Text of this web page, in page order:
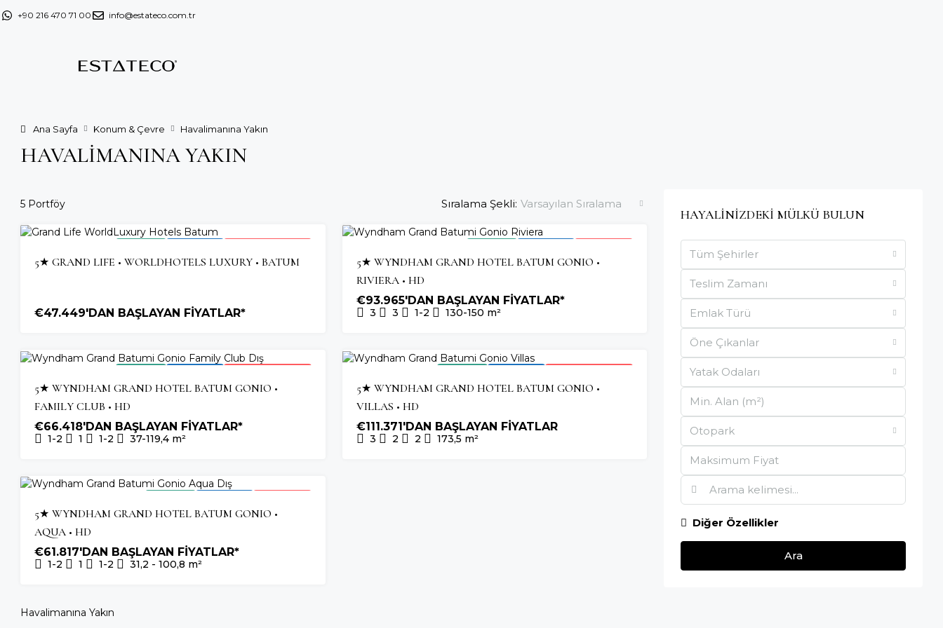
+90 216 470 71 00 info@estateco.com.tr
Ana Sayfa Konum & Çevre Havalimanına Yakın
HAVALIMANINA YAKIN
5 Portföy Sıralama Şekli: Varsayılan Sıralama
5★ GRAND LIFE • WORLDHOTELS LUXURY • BATUM
€47.449'DAN BAŞLAYAN FİYATLAR*
5★ WYNDHAM GRAND HOTEL BATUM GONIO •
RIVIERA • HD
€93.965'DAN BAŞLAYAN FİYATLAR*
3 3 1-2 130-150 m²
5★ WYNDHAM GRAND HOTEL BATUM GONIO •
FAMILY CLUB • HD
€66.418'DAN BAŞLAYAN FİYATLAR*
1-2 1 1-2 37-119,4 m²
5★ WYNDHAM GRAND HOTEL BATUM GONIO •
VILLAS • HD
€111.371'DAN BAŞLAYAN FİYATLAR
3 2 2 173,5 m²
5★ WYNDHAM GRAND HOTEL BATUM GONIO •
AQUA • HD
€61.817'DAN BAŞLAYAN FİYATLAR*
1-2 1 1-2 31,2 - 100,8 m²
HAYALİNİZDEKİ MÜLKÜ BULUN
Tüm Şehirler
Teslim Zamanı
Emlak Türü
Öne Çıkanlar
Yatak Odaları
Otopark
Diğer Özellikler
Ara
Havalimanına Yakın